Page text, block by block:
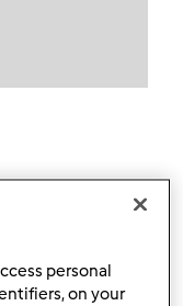
37
personal
on your